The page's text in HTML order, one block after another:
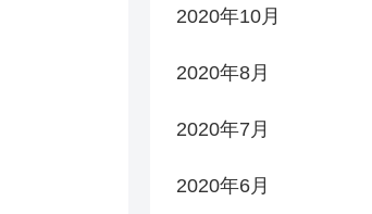
2020年10月
2020年8月
2020年7月
2020年6月